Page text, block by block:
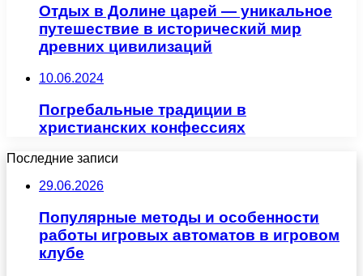
Отдых в Долине царей — уникальное
путешествие в исторический мир
древних цивилизаций
10.06.2024
Погребальные традиции в
христианских конфессиях
Последние записи
29.06.2026
Популярные методы и особенности
работы игровых автоматов в игровом
клубе